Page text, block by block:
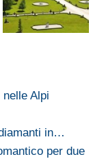
Alpi
in…
per due